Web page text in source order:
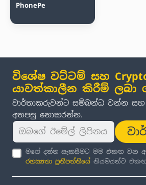
PhonePe
විශේෂ වට්ටම් සහ
යාවත්කාලීන කිරීම් ලබා
වාර්තාකරුවන්ට සම්බන්ධ වන්න
අතපසු නොකරන්න.
මගේ දත්ත සැකසීමට මම එකඟ වන
රහස්‍යතා ප්‍රතිපත්තිය ේ නියමයන්ට